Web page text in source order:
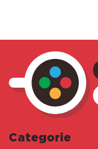
Categorie